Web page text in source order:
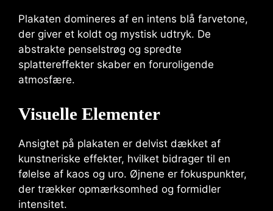
Plakaten domineres af en intens blå farvetone,
der giver et koldt og mystisk udtryk. De
abstrakte penselstrøg og spredte
splattereffekter skaber en foruroligende
atmosfære.
Visuelle Elementer
Ansigtet på plakaten er delvist dækket af
kunstneriske effekter, hvilket bidrager til en
følelse af kaos og uro. Øjnene er fokuspunkter,
der trækker opmærksomhed og formidler
intensitet.